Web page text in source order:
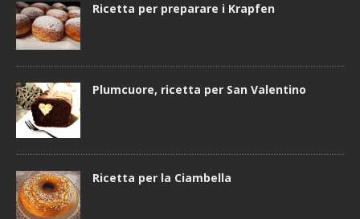
Ricetta per preparare i Krapfen
Plumcuore, ricetta per San Valentino
Ricetta per la Ciambella